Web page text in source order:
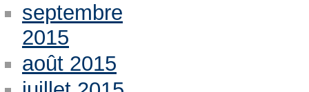
septembre
2015
août 2015